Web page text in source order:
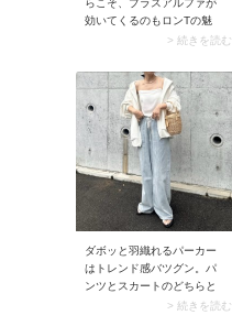
らこそ、プラスアルファが
効いてくるのもロンTの魅
力。例えば白ロンTに赤ニッ
タイリングがこなれた印象
に更新されます。ここに合
わせたいのはデニムスカー
ト。ラフな抜け感が足さ
れ、シンプルな中にセンス
を感じるコーデに仕上がり
ます。ロンTコーデに少し変
化をつけたいときは、こん
な肩掛けスタイルをぜひ試
してみてください。
> 続きを読む
ダボッと羽織れるパーカー
はトレンド感バツグン。パ
ンツとスカートのどちらと
も好相性だからコーデの幅
> 続きを読む